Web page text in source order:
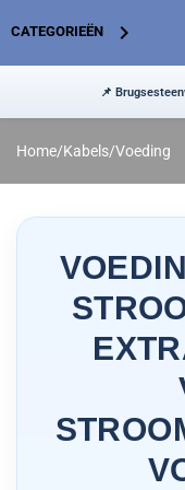
CATEGORIEËN 
MONITOREN < 24"
24" MONITOREN
27" MONITOREN
MOBIEL INTERNET
BLUETOOTH USB
AMD PROCESSORS
Home/Kabels/Voeding